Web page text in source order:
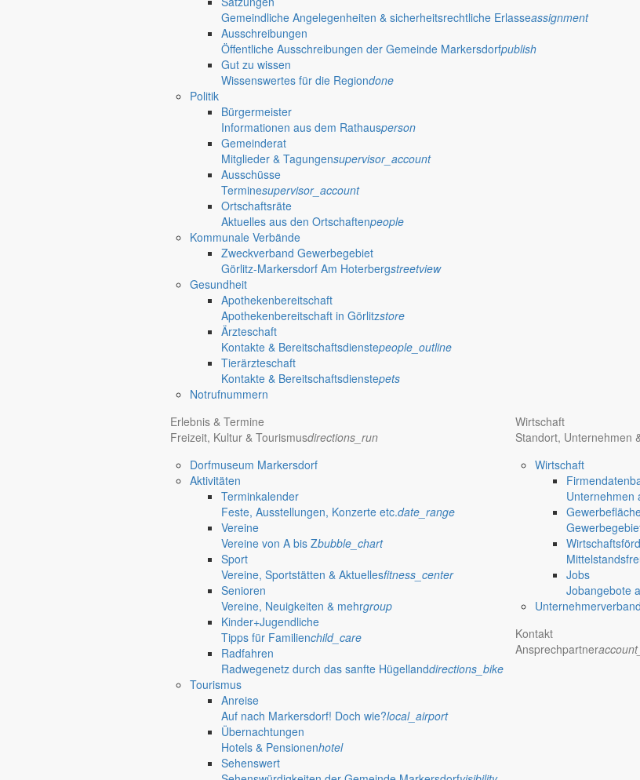
Gemeindliche Angelegenheiten & sicherheitsrechtliche Erlasseassignment
Ausschreibungen
Öffentliche Ausschreibungen der Gemeinde Markersdorfpublish
Gut zu wissen
Wissenswertes für die Regiondone
Politik
Bürgermeister
Informationen aus dem Rathausperson
Gemeinderat
Mitglieder & Tagungensupervisor_account
Ausschüsse
Terminesupervisor_account
Ortschaftsräte
Aktuelles aus den Ortschaftenpeople
Kommunale Verbände
Zweckverband Gewerbegebiet
Görlitz-Markersdorf Am Hoterbergstreetview
Gesundheit
Apothekenbereitschaft
Apothekenbereitschaft in Görlitzstore
Ärzteschaft
Kontakte & Bereitschaftsdienstepeople_outline
Tierärzteschaft
Kontakte & Bereitschaftsdienstepets
Notrufnummern
Erlebnis & Termine
Freizeit, Kultur & Tourismusdirections_run
Dorfmuseum Markersdorf
Aktivitäten
Terminkalender
Feste, Ausstellungen, Konzerte etc.date_range
Vereine
Vereine von A bis Zbubble_chart
Sport
Vereine, Sportstätten & Aktuellesfitness_center
Senioren
Vereine, Neuigkeiten & mehrgroup
Kinder+Jugendliche
Tipps für Familienchild_care
Radfahren
Radwegenetz durch das sanfte Hügellanddirections_bike
Tourismus
Anreise
Auf nach Markersdorf! Doch wie?local_airport
Übernachtungen
Hotels & Pensionenhotel
Sehenswert
Wirtschaft
Standort, Unternehmen
Wirtschaft
Unternehmen
Jobs
Jobangebote
Unternehmerverband
Kontakt
Ansprechpartner
Jauernick-Buschbach